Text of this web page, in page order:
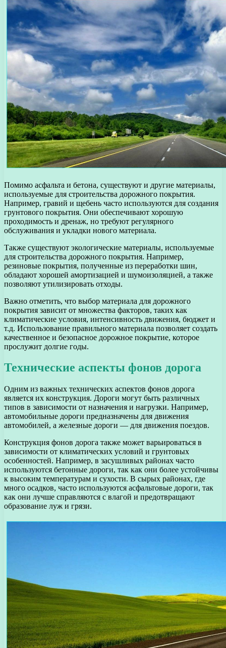
Помимо асфальта и бетона, существуют и другие материалы,
используемые для строительства дорожного покрытия.
Например, гравий и щебень часто используются для создания
грунтового покрытия. Они обеспечивают хорошую
проходимость и дренаж, но требуют регулярного
обслуживания и укладки нового материала.
Также существуют экологические материалы, используемые
для строительства дорожного покрытия. Например,
резиновые покрытия, полученные из переработки шин,
обладают хорошей амортизацией и шумоизоляцией, а также
позволяют утилизировать отходы.
Важно отметить, что выбор материала для дорожного
покрытия зависит от множества факторов, таких как
климатические условия, интенсивность движения, бюджет и
т.д. Использование правильного материала позволяет создать
качественное и безопасное дорожное покрытие, которое
прослужит долгие годы.
Технические аспекты фонов дорога
Одним из важных технических аспектов фонов дорога
является их конструкция. Дороги могут быть различных
типов в зависимости от назначения и нагрузки. Например,
автомобильные дороги предназначены для движения
автомобилей, а железные дороги — для движения поездов.
Конструкция фонов дорога также может варьироваться в
зависимости от климатических условий и грунтовых
особенностей. Например, в засушливых районах часто
используются бетонные дороги, так как они более устойчивы
к высоким температурам и сухости. В сырых районах, где
много осадков, часто используются асфальтовые дороги, так
как они лучше справляются с влагой и предотвращают
образование луж и грязи.